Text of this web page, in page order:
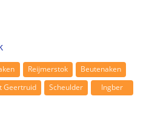
Reijmerstok
Beutenaken
Geertruid Scheulder Ingber